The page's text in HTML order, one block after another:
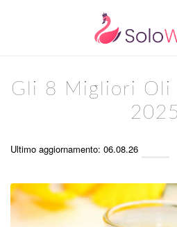
Gli 8 Migliori Oli
2025
Ultimo aggiornamento: 06.08.26